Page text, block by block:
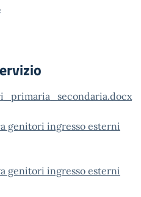
genitori ingresso esterni
genitori ingresso esterni